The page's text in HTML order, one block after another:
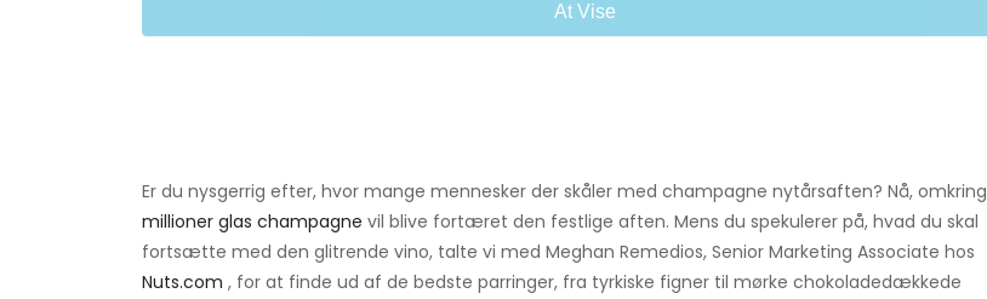
At Vise
Er du nysgerrig efter, hvor mange mennesker der skåler med champagne nytårsaften? Nå, omkring
millioner glas champagne vil blive fortæret den festlige aften. Mens du spekulerer på, hvad du skal
fortsætte med den glitrende vino, talte vi med Meghan Remedios, Senior Marketing Associate hos
Nuts.com , for at finde ud af de bedste parringer, fra tyrkiske figner til mørke chokoladedækkede